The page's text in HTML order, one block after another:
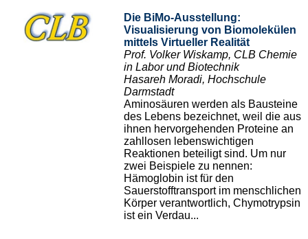
Die BiMo-Ausstellung:
Visualisierung von Biomolekülen
mittels Virtueller Realität
Prof. Volker Wiskamp, CLB Chemie
in Labor und Biotechnik
Hasareh Moradi, Hochschule
Darmstadt
Aminosäuren werden als Bausteine
des Lebens bezeichnet, weil die aus
ihnen hervorgehenden Proteine an
zahllosen lebenswichtigen
Reaktionen beteiligt sind. Um nur
zwei Beispiele zu nennen:
Hämoglobin ist für den
Sauerstofftransport im menschlichen
Körper verantwortlich, Chymotrypsin
ist ein Verdau...